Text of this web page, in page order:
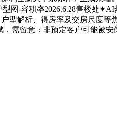
图-容积率2026.6.28售楼处
型解析、得房率及交房尺度
需留意：非预定客户可能被